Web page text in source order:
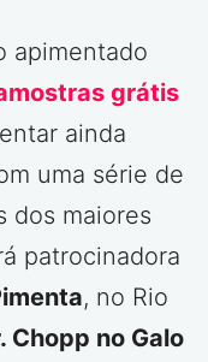
apimentado
grátis
ainda
uma série de
dos maiores
patrocinadora
, no Rio
Chopp no Galo